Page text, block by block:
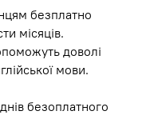
безплатно
місяців.
доволі
мови.
безоплатного